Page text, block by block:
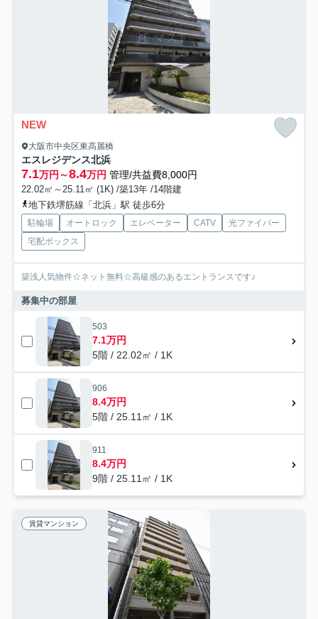
NEW
大阪市中央区東高麗橋
エスレジデンス北浜
7.1万円～8.4万円 管理/共益費8,000円
22.02㎡～25.11㎡ (1K) /築13年 /14階建
地下鉄堺筋線「北浜」駅 徒歩6分
駐輪場 オートロック エレベーター CATV
光ファイバー
宅配ボックス
築浅人気物件☆ネット無料☆高級感のあるエントランスです♪
募集中の部屋
503
7.1万円
5階 / 22.02㎡ / 1K
906
8.4万円
5階 / 25.11㎡ / 1K
911
8.4万円
9階 / 25.11㎡ / 1K
賃貸マンション